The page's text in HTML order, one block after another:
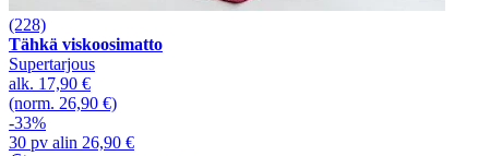
(228)
Tähkä viskoosimatto
Supertarjous
alk. 17,90 €
(norm. 26,90 €)
-33%
30 pv alin 26,90 €